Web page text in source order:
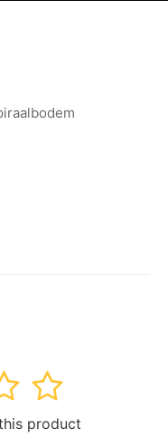
5
4
product